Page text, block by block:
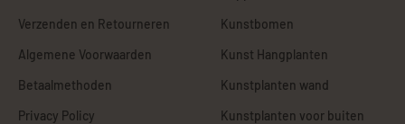
Verzenden en Retourneren
Algemene Voorwaarden
Betaalmethoden
Privacy Policy
Kunstbomen
Kunst Hangplanten
Kunstplanten wand
Kunstplanten voor buiten